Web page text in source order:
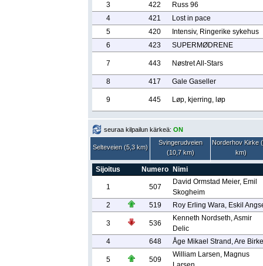
3
422
Russ 96
4
421
Lost in pace
5
420
Intensiv, Ringerike sykehus
6
423 SUPERMØDRENE
7 443 Nøstret All-Stars
8 417 Gale Gaseller
9 445 Løp, kjerring, løp
seuraa kilpailun kärkeä: ON
Selteveien (5,3 km)
Svingerudveien
(10,7 km)
Norderhov Kirke
km)
Sijoitus Numero Nimi
1 507
David Ormstad Meier, Emil
Skogheim
2
519 Roy Erling Wara, Eskil
3 536
Kenneth Nordseth, Asmir
Delic
4
648 Åge Mikael Strand, Are
5 509
William Larsen, Magnus